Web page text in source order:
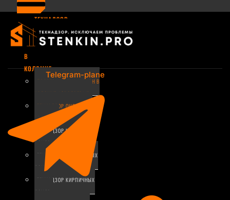
ТЕХНАДЗОР
ЗА
СТРОИТЕЛЬСТВОМ
В
КОЛОМНЕ
ПРОВЕРКА ДОМА И ОКОН В
КОЛОМНЕ АЭРОДВЕРЬЮ
ТЕХНАДЗОР ОНЛАЙН В
КОЛОМНЕ
ТЕХНАДЗОР КАРКАСНЫХ
ДОМОВ
ТЕХНАДЗОР МОНОЛИТНЫХ
ДОМОВ
ТЕХНАДЗОР КИРПИЧНЫХ
ДОМОВ
Telegram-plane